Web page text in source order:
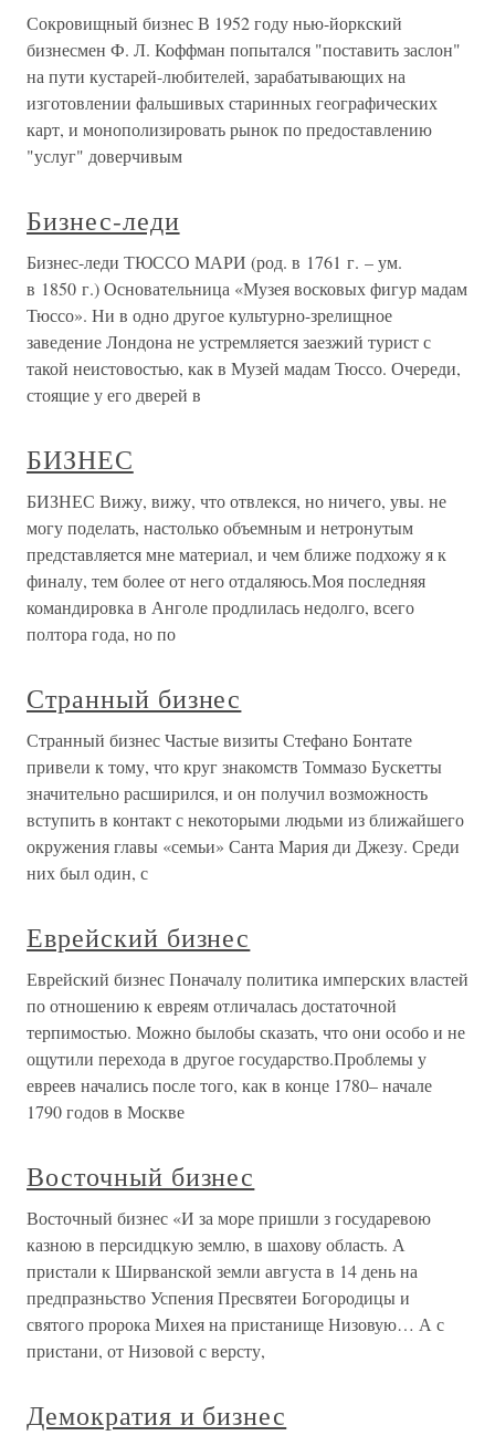
Сокровищный бизнес В 1952 году нью-йоркский
бизнесмен Ф. Л. Коффман попытался "поставить заслон"
на пути кустарей-любителей, зарабатывающих на
изготовлении фальшивых старинных географических
карт, и монополизировать рынок по предоставлению
"услуг" доверчивым
Бизнес-леди
Бизнес-леди ТЮССО МАРИ (род. в 1761 г. – ум.
в 1850 г.) Основательница «Музея восковых фигур мадам
Тюссо». Ни в одно другое культурно-зрелищное
заведение Лондона не устремляется заезжий турист с
такой неистовостью, как в Музей мадам Тюссо. Очереди,
стоящие у его дверей в
БИЗНЕС
БИЗНЕС Вижу, вижу, что отвлекся, но ничего, увы. не
могу поделать, настолько объемным и нетронутым
представляется мне материал, и чем ближе подхожу я к
финалу, тем более от него отдаляюсь.Моя последняя
командировка в Анголе продлилась недолго, всего
полтора года, но по
Странный бизнес
Странный бизнес Частые визиты Стефано Бонтате
привели к тому, что круг знакомств Томмазо Бускетты
значительно расширился, и он получил возможность
вступить в контакт с некоторыми людьми из ближайшего
окружения главы «семьи» Санта Мария ди Джезу. Среди
них был один, с
Еврейский бизнес
Еврейский бизнес Поначалу политика имперских властей
по отношению к евреям отличалась достаточной
терпимостью. Можно былобы сказать, что они особо и не
ощутили перехода в другое государство.Проблемы у
евреев начались после того, как в конце 1780– начале
1790 годов в Москве
Восточный бизнес
Восточный бизнес «И за море пришли з государевою
казною в персидцкую землю, в шахову область. А
пристали к Ширванской земли августа в 14 день на
предпразньство Успения Пресвятеи Богородицы и
святого пророка Михея на пристанище Низовую… А с
пристани, от Низовой с версту,
Демократия и бизнес